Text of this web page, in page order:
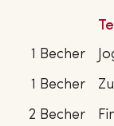
1 Becher
1 Becher
2 Becher